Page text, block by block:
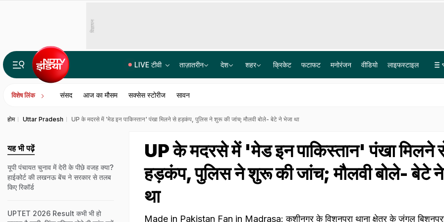
विज्ञापन
LIVE टीवी ताज़ातरीन देश शहर क्रिकेट फटाफट मनोरंजन वीडियो लाइफस्टाइल
विशेष लिंक संसद आज का मौसम सक्सेस स्टोरीज सावन
होम Uttar Pradesh UP के मदरसे में 'मेड इन पाकिस्तान' पंखा मिलने से हड़कंप, पुलिस ने शुरू की जांच; मौलवी बोले- बेटे ने भेजा था
UP के मदरसे में 'मेड इन पाकिस्तान' पंखा मिलने
हड़कंप, पुलिस ने शुरू की जांच; मौलवी बोले- बेटे
था
Made in Pakistan Fan in Madrasa: कुशीनगर के विशुनपुरा थाना क्षेत्र के जंगल
यह भी पढ़ें
यूपी पंचायत चुनाव में देरी के पीछे वजह क्या?
हाईकोर्ट की लखनऊ बेंच ने सरकार से तलब
किए रिकॉर्ड
UPTET 2026 Result कभी भी हो